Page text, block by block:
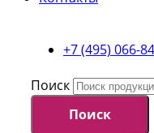
+7 (495) 066-
Поиск
Поиск